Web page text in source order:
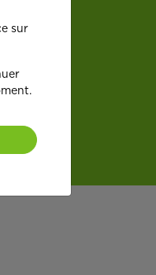
sur